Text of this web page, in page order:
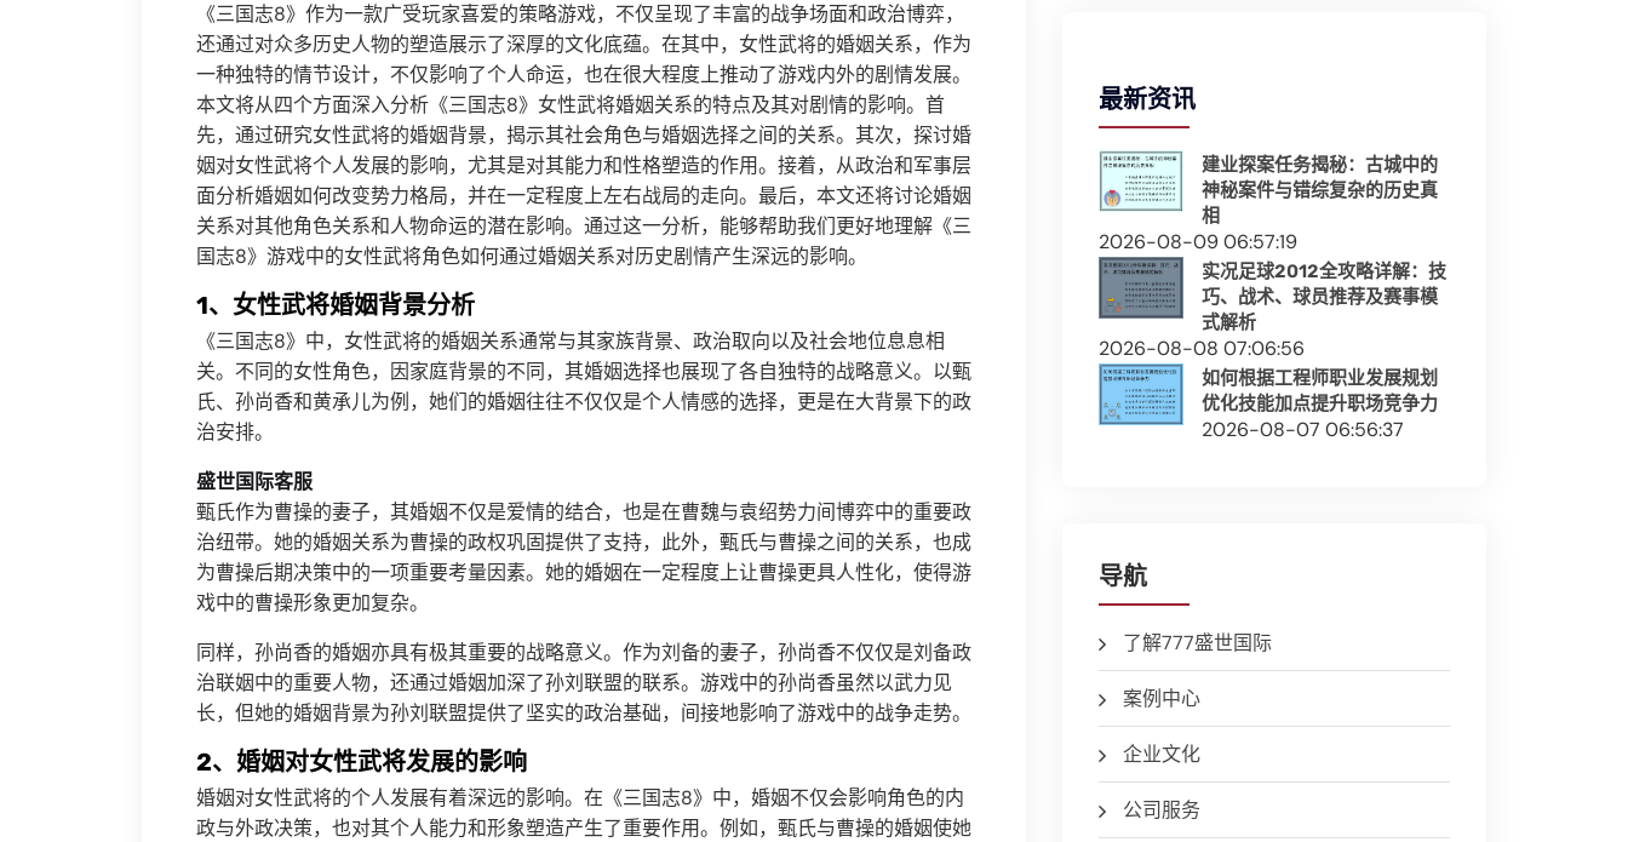
《三国志8》作为一款广受玩家喜爱的策略游戏，不仅呈现了丰富的战争场面和政治博弈，
还通过对众多历史人物的塑造展示了深厚的文化底蕴。在其中，女性武将的婚姻关系，作为
一种独特的情节设计，不仅影响了个人命运，也在很大程度上推动了游戏内外的剧情发展。
本文将从四个方面深入分析《三国志8》女性武将婚姻关系的特点及其对剧情的影响。首
先，通过研究女性武将的婚姻背景，揭示其社会角色与婚姻选择之间的关系。其次，探讨婚
姻对女性武将个人发展的影响，尤其是对其能力和性格塑造的作用。接着，从政治和军事层
面分析婚姻如何改变势力格局，并在一定程度上左右战局的走向。最后，本文还将讨论婚姻
关系对其他角色关系和人物命运的潜在影响。通过这一分析，能够帮助我们更好地理解《三
国志8》游戏中的女性武将角色如何通过婚姻关系对历史剧情产生深远的影响。
1、女性武将婚姻背景分析
《三国志8》中，女性武将的婚姻关系通常与其家族背景、政治取向以及社会地位息息相
关。不同的女性角色，因家庭背景的不同，其婚姻选择也展现了各自独特的战略意义。以甄
氏、孙尚香和黄承儿为例，她们的婚姻往往不仅仅是个人情感的选择，更是在大背景下的政
治安排。
盛世国际客服
甄氏作为曹操的妻子，其婚姻不仅是爱情的结合，也是在曹魏与袁绍势力间博弈中的重要政
治纽带。她的婚姻关系为曹操的政权巩固提供了支持，此外，甄氏与曹操之间的关系，也成
为曹操后期决策中的一项重要考量因素。她的婚姻在一定程度上让曹操更具人性化，使得游
戏中的曹操形象更加复杂。
同样，孙尚香的婚姻亦具有极其重要的战略意义。作为刘备的妻子，孙尚香不仅仅是刘备政
治联姻中的重要人物，还通过婚姻加深了孙刘联盟的联系。游戏中的孙尚香虽然以武力见
长，但她的婚姻背景为孙刘联盟提供了坚实的政治基础，间接地影响了游戏中的战争走势。
2、婚姻对女性武将发展的影响
婚姻对女性武将的个人发展有着深远的影响。在《三国志8》中，婚姻不仅会影响角色的内
政与外政决策，也对其个人能力和形象塑造产生了重要作用。例如，甄氏与曹操的婚姻使她
最新资讯
建业探案任务揭秘：古城中的
神秘案件与错综复杂的历史真
相
2026-08-09 06:57:19
实况足球2012全攻略详解：技
巧、战术、球员推荐及赛事模
式解析
2026-08-08 07:06:56
如何根据工程师职业发展规划
优化技能加点提升职场竞争力
2026-08-07 06:56:37
导航
了解777盛世国际
案例中心
企业文化
公司服务